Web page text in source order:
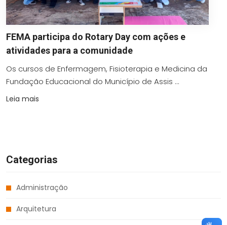
FEMA participa do Rotary Day com ações e
atividades para a comunidade
Os cursos de Enfermagem, Fisioterapia e Medicina da
Fundação Educacional do Município de Assis ...
Leia mais
Categorias
Administração
Arquitetura